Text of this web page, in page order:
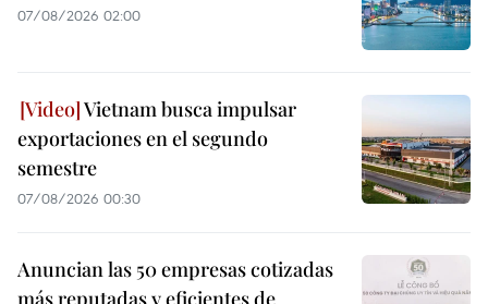
07/08/2026 02:00
Vietnam busca impulsar
exportaciones en el segundo
semestre
07/08/2026 00:30
Anuncian las 50 empresas cotizadas
más reputadas y eficientes de